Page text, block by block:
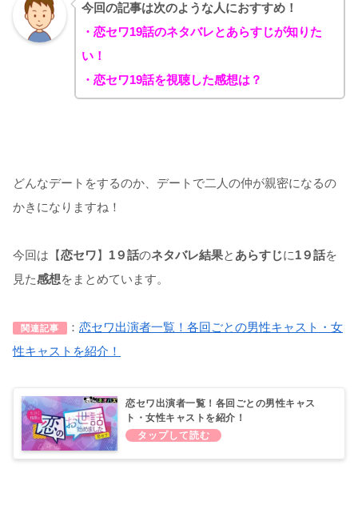
今回の記事は次のような人におすすめ！
・恋セワ19話のネタバレとあらすじが知りた
い！
・恋セワ19話を視聴した感想は？
どんなデートをするのか、デートで二人の仲が親密になるの
かきになりますね！
今回は【恋セワ】 1９話のネタバレ結果と あらすじに1９話を
見た感想をまとめています。
関連記事 ： 恋セワ出演者一覧！各回ごとの男性キャスト・女
性キャストを紹介！
恋セワ出演者一覧！各回ごとの男性キャス
ト・女性キャストを紹介！